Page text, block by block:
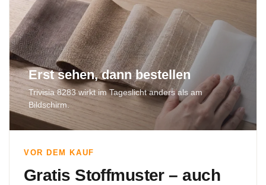
Erst sehen, dann bestellen
Trivisia 8283 wirkt im Tageslicht anders als am
Bildschirm.
VOR DEM KAUF
Gratis Stoffmuster – auch